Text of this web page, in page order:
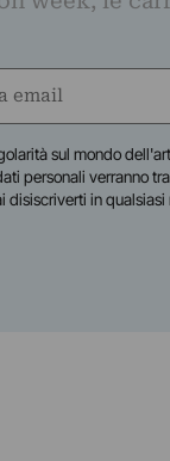
sul mondo
personali verranno
disiscriverti in